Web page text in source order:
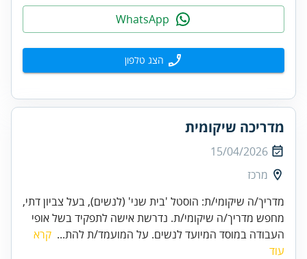
הצג טלפון
מדריכה שיקומית
15/04/2026
מרכז
מדריך/ה שיקומי/ת: הוסטל 'בית שני' (לנשים), בעל צביון דתי,
מחפש מדריך/ה שיקומי/ת. נדרשת אישה לתפקיד בשל אופי
העבודה במוסד המיועד לנשים. על המועמד/ת להת... קרא
עוד